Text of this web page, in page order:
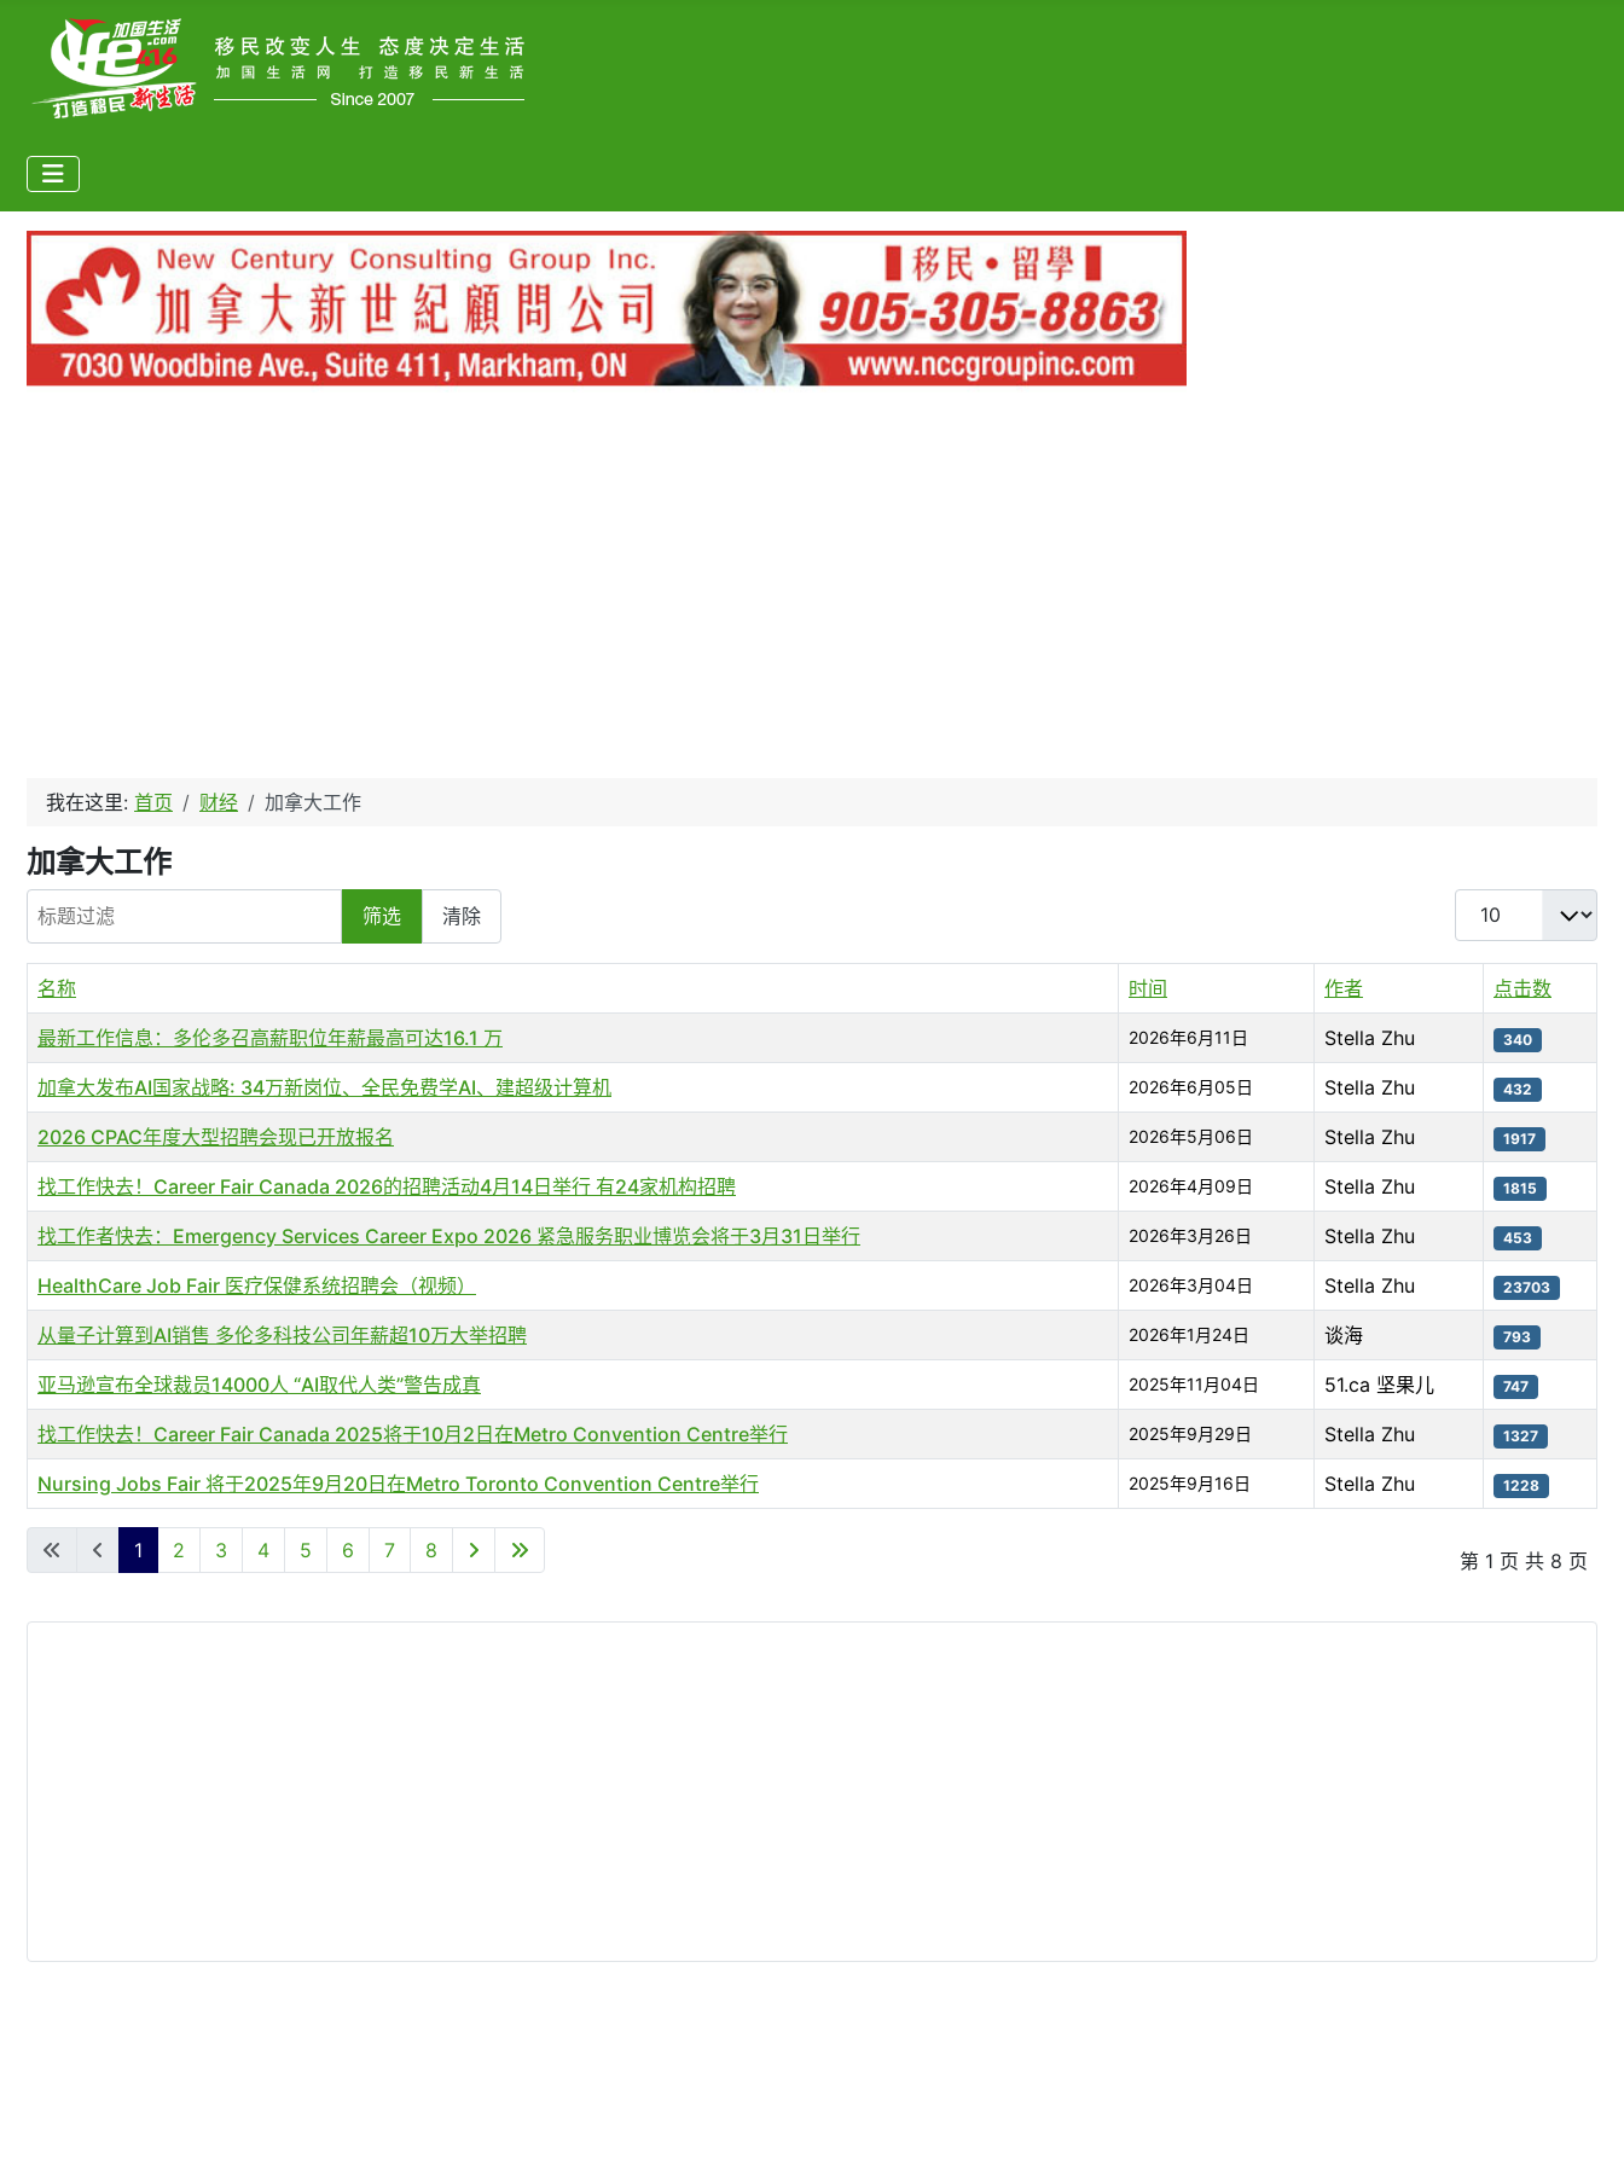
我在这里: 首页 财经 加拿大工作
加拿大工作
标题过滤
筛选 清除
每页显示条数
文章列表
名称 时间 作者 点击数
最新工作信息：多伦多召高薪职位年薪最高可达16.1 万 2026年6月11日 Stella Zhu 340
加拿大发布AI国家战略: 34万新岗位、全民免费学AI、建超级计算机 2026年6月05日 Stella Zhu 432
2026 CPAC年度大型招聘会现已开放报名 2026年5月06日 Stella Zhu 1917
找工作快去！Career Fair Canada 2026的招聘活动4月14日举行 有24家机构招聘 2026年4月09日 Stella Zhu 1815
找工作者快去：Emergency Services Career Expo 2026 紧急服务职业博览会将于3月31日举行 2026年3月26日 Stella Zhu 453
HealthCare Job Fair 医疗保健系统招聘会（视频） 2026年3月04日 Stella Zhu 23703
从量子计算到AI销售 多伦多科技公司年薪超10万大举招聘 2026年1月24日 谈海 793
亚马逊宣布全球裁员14000人 “AI取代人类”警告成真 2025年11月04日 51.ca 坚果儿 747
找工作快去！Career Fair Canada 2025将于10月2日在Metro Convention Centre举行 2025年9月29日 Stella Zhu 1327
Nursing Jobs Fair 将于2025年9月20日在Metro Toronto Convention Centre举行 2025年9月16日 Stella Zhu 1228
第 1 页 共 8 页
1 2 3 4 5 6 7 8